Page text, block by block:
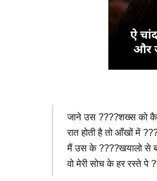
जाने उस ????शख्स को
रात होती है तो आँखों में
मैं उस के ????खयालो से
वो मेरी सोच के हर रस्ते पे